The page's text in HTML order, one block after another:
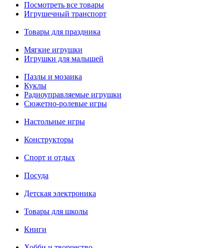
Посмотреть все товары
Игрушечный транспорт
Товары для праздника
Мягкие игрушки
Игрушки для малышей
Пазлы и мозаика
Куклы
Радиоуправляемые игрушки
Сюжетно-ролевые игры
Настольные игры
Конструкторы
Спорт и отдых
Посуда
Детская электроника
Товары для школы
Книги